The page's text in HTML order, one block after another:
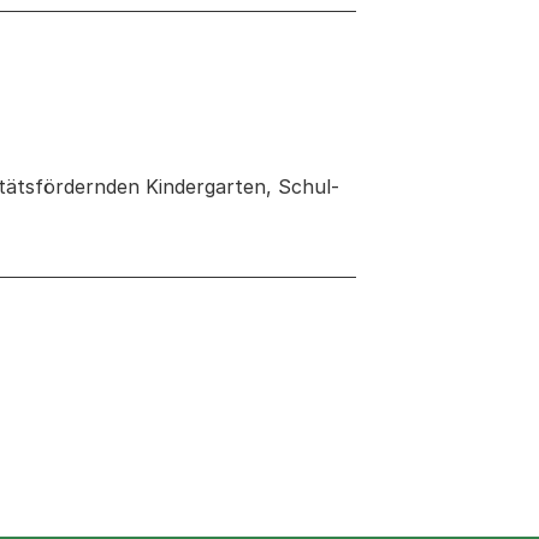
Kindergarten, Schul-